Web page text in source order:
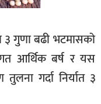
३ गुणा बढी भटमासको
आर्थिक बर्ष र यस
गर्दा निर्यात ३